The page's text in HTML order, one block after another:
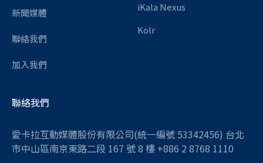
新聞媒體
聯絡我們
加入我們
iKala Nexus
Kolr
聯絡我們
愛卡拉互動媒體股份有限公司(統一編號 53342456) 台北
市中山區南京東路二段 167 號 8 樓 +886 2 8768 1110